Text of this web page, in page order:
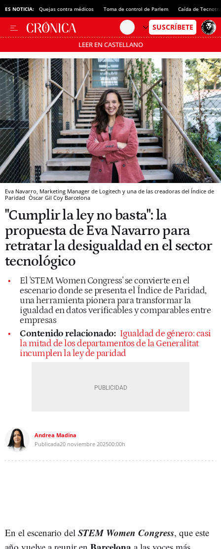
ES NOTICIA: Quejas contra médicos Toma de control de Parlem Caída de
LEER EN CASTELLANO
Pásate al MODO AHORRO
Eva Navarro, Marketing Manager de Logitech y una de las creadoras del Índice de
Paridad Òscar Gil Coy Barcelona
"Cumplir la ley no basta": la
propuesta de Eva Navarro para
retratar la desigualdad en el sector
tecnológico
El 'STEM Women Congress' se convierte en el
escenario donde se presenta el Índice de Paridad,
una herramienta pionera para transformar la
igualdad en datos verificables y comparables entre
empresas
Contenido relacionado: Igualdad de género: casi
la mitad de los departamentos de la Generalitat
incumplen la ley de paridad
Andrea Madina
Publicada20 noviembre 202500:00h
En el escenario del STEM Women Congress, que este